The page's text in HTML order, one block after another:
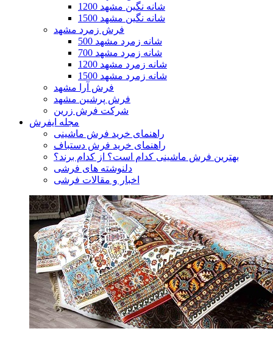
1200 شانه نگین مشهد
1500 شانه نگین مشهد
فرش زمرد مشهد
500 شانه زمرد مشهد
700 شانه زمرد مشهد
1200 شانه زمرد مشهد
1500 شانه زمرد مشهد
فرش آرا مشهد
فرش پرشین مشهد
شرکت فرش زرین
مجله ایفرش
راهنمای خرید فرش ماشینی
راهنمای خرید فرش دستباف
بهترین فرش ماشینی کدام است؟ از کدام برند؟
دلنوشته های فرشی
اخبار و مقالات فرشی